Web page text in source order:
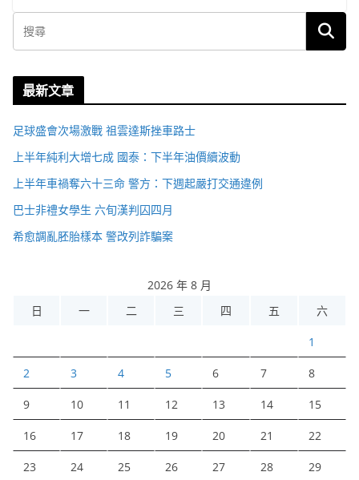
最新文章
足球盛會次場激戰 祖雲達斯挫車路士
上半年純利大增七成 國泰：下半年油價續波動
上半年車禍奪六十三命 警方：下週起嚴打交通違例
巴士非禮女學生 六旬漢判囚四月
希愈調亂胚胎樣本 警改列詐騙案
2026 年 8 月
日
一 二 三 四 五 六
1
2 3 4 5 6 7 8
9 10 11 12 13 14 15
16 17 18 19 20 21 22
23 24 25 26 27 28 29